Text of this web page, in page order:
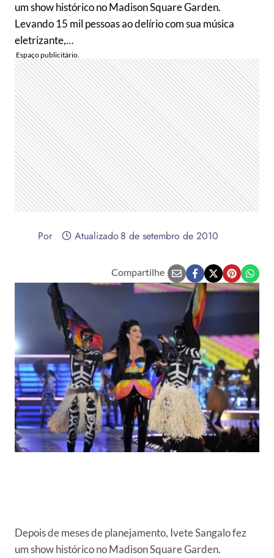
um show histórico no Madison Square Garden.
Levando 15 mil pessoas ao delírio com sua música
eletrizante,…
Por Atualizado8 de setembro de 2010
Compartilhe
Depois de meses de planejamento, Ivete Sangalo fez
um show histórico no Madison Square Garden.